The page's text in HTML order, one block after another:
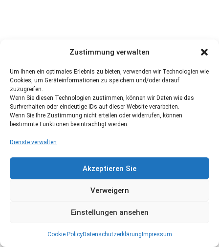
Zustimmung verwalten
Um Ihnen ein optimales Erlebnis zu bieten, verwenden wir Technologien wie
Cookies, um Geräteinformationen zu speichern und/oder darauf
zuzugreifen.
Wenn Sie diesen Technologien zustimmen, können wir Daten wie das
Surfverhalten oder eindeutige IDs auf dieser Website verarbeiten.
Wenn Sie Ihre Zustimmung nicht erteilen oder widerrufen, können
bestimmte Funktionen beeinträchtigt werden.
Dienste verwalten
Akzeptieren Sie
Verweigern
Einstellungen ansehen
Cookie PolicyDatenschutzerklärung Impressum